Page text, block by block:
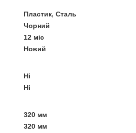
Пластик, Сталь
Чорний
12 міс
Новий
Ні
Ні
320 мм
320 мм